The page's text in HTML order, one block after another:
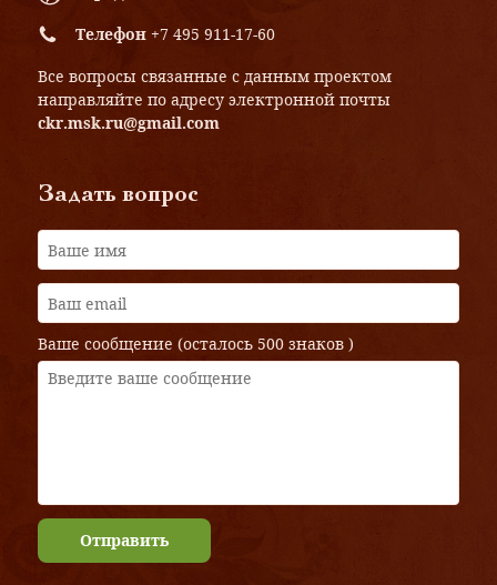
Телефон +7 495 911-17-60
Все вопросы связанные с данным проектом
направляйте по адресу электронной почты
ckr.msk.ru@gmail.com
Задать вопрос
Ваше сообщение (осталось 500 знаков )
Отправить